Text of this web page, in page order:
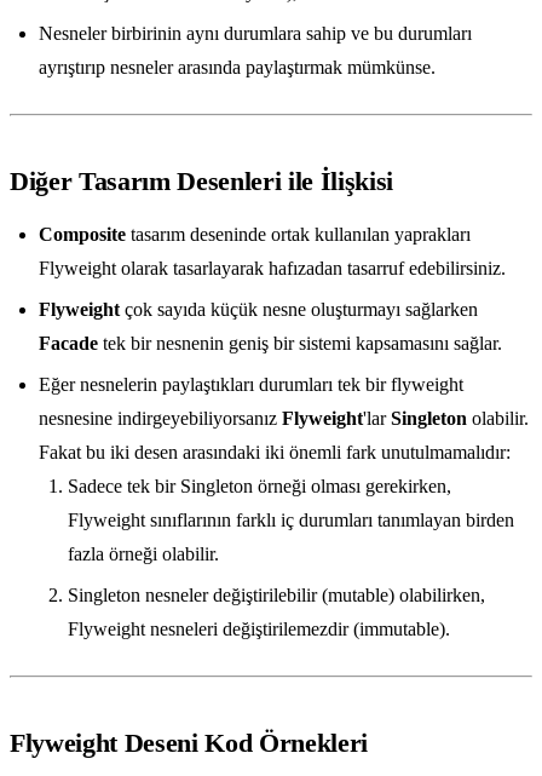
Nesneler birbirinin aynı durumlara sahip ve bu durumları
ayrıştırıp nesneler arasında paylaştırmak mümkünse.
Diğer Tasarım Desenleri ile İlişkisi
Composite tasarım deseninde ortak kullanılan yaprakları
Flyweight olarak tasarlayarak hafızadan tasarruf edebilirsiniz.
Flyweight çok sayıda küçük nesne oluşturmayı sağlarken
Facade tek bir nesnenin geniş bir sistemi kapsamasını sağlar.
Eğer nesnelerin paylaştıkları durumları tek bir flyweight
nesnesine indirgeyebiliyorsanız Flyweight'larSingleton olabilir.
Fakat bu iki desen arasındaki iki önemli fark unutulmamalıdır:
Sadece tek bir Singleton örneği olması gerekirken,
Flyweight sınıflarının farklı iç durumları tanımlayan birden
fazla örneği olabilir.
Singleton nesneler değiştirilebilir (mutable) olabilirken,
Flyweight nesneleri değiştirilemezdir (immutable).
Flyweight Deseni Kod Örnekleri